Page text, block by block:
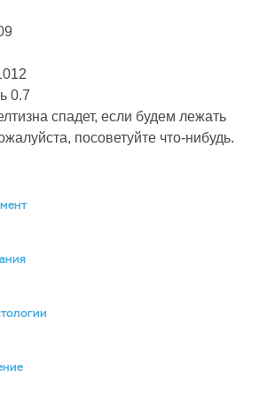
0.7
спадет, если будем лежать
посоветуйте что-нибудь.